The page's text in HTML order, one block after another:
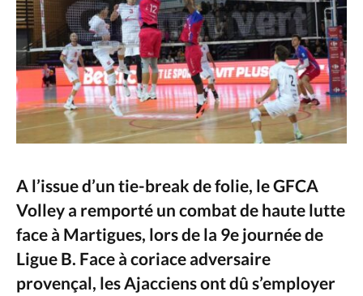
A l’issue d’un tie-break de folie, le GFCA
Volley a remporté un combat de haute lutte
face à Martigues, lors de la 9e journée de
Ligue B. Face à coriace adversaire
provençal, les Ajacciens ont dû s’employer